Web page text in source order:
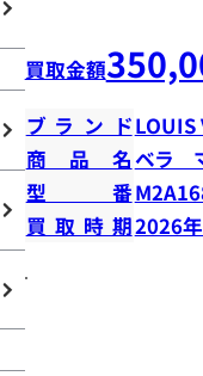
買取金額
ブランドLOUIS
商品名ベラ
型番
買取時期2026